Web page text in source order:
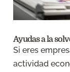
Ayudas a la
Si eres
actividad